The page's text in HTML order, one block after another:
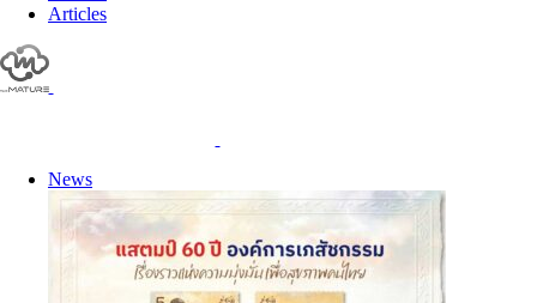
Articles
News